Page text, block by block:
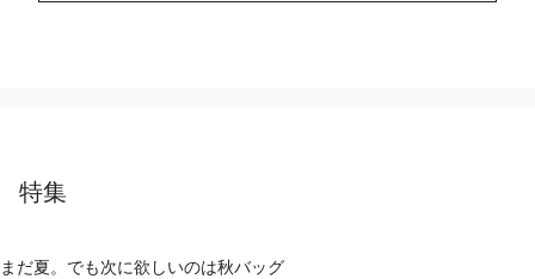
特集
まだ夏。でも次に欲しいのは秋バッグ